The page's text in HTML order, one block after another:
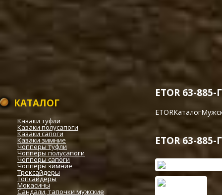
Растяжка обуви
Определение размера
Советы по уходу за
Размеры одежды
Магазин
КАТАЛОГ
Казаки туфли
Казаки полусапоги
Казаки сапоги
Казаки зимние
Чопперы туфли
Чопперы полусапоги
Чопперы сапоги
Чопперы зимние
Трексайдеры
Топсайдеры
Мокасины
Сандали, тапочки мужские
ETOR 63-
ETORКаталог
ETOR 63-